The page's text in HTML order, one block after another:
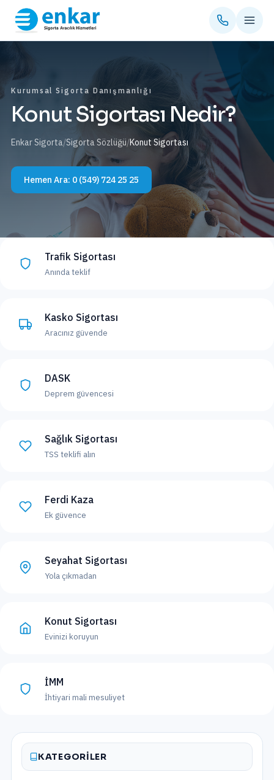
Kurumsal Sigorta Danışmanlığı
Konut Sigortası Nedir?
Enkar Sigorta/Sigorta Sözlüğü/Konut Sigortası
Hemen Ara: 0 (549) 724 25 25
Trafik Sigortası
Anında teklif
Kasko Sigortası
Aracınız güvende
DASK
Deprem güvencesi
Sağlık Sigortası
TSS teklifi alın
Ferdi Kaza
Ek güvence
Seyahat Sigortası
Yola çıkmadan
Konut Sigortası
Evinizi koruyun
İMM
İhtiyari mali mesuliyet
KATEGORILER